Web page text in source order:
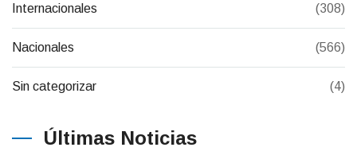
Internacionales (308)
Nacionales (566)
Sin categorizar (4)
Últimas Noticias